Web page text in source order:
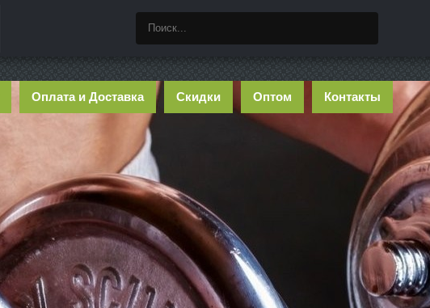
Оплата и Доставка Скидки Оптом Контакты